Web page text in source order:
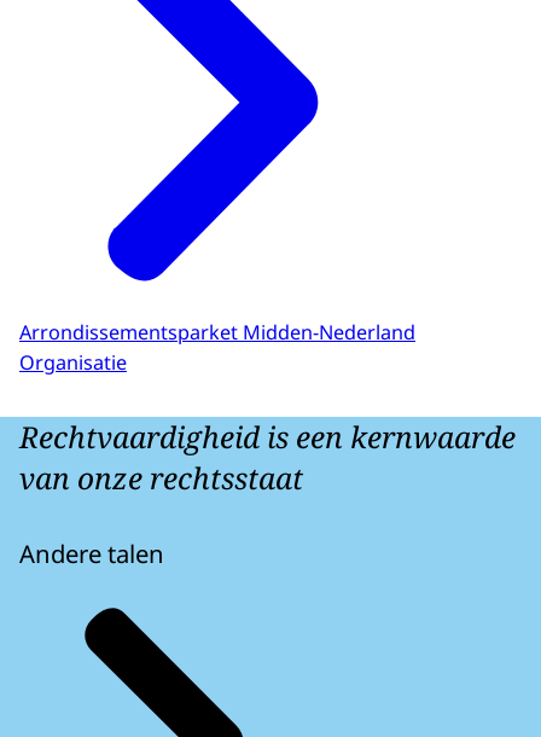
Arrondissementsparket Midden-Nederland
Organisatie
Rechtvaardigheid is een kernwaarde
van onze rechtsstaat
Andere talen